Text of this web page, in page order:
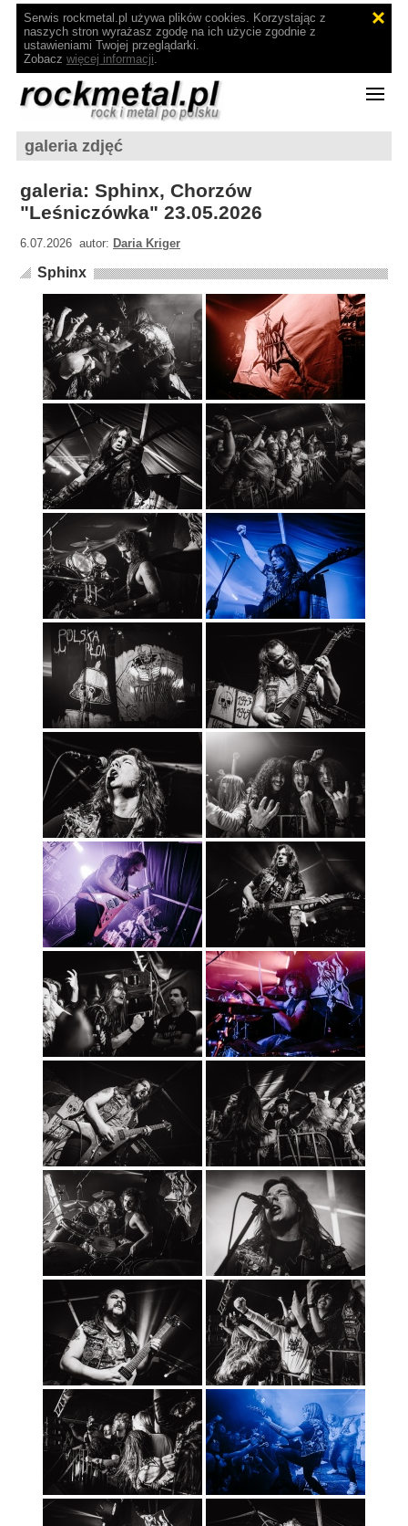
Serwis rockmetal.pl używa plików cookies. Korzystając z
naszych stron wyrażasz zgodę na ich użycie zgodnie z
ustawieniami Twojej przeglądarki.
Zobacz więcej informacji.
galeria zdjęć
galeria: Sphinx, Chorzów
"Leśniczówka" 23.05.2026
6.07.2026 autor: Daria Kriger
Sphinx